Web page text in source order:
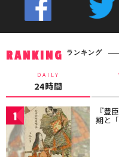
RANKING ランキング
DAILY
24時間
1 『豊
期と